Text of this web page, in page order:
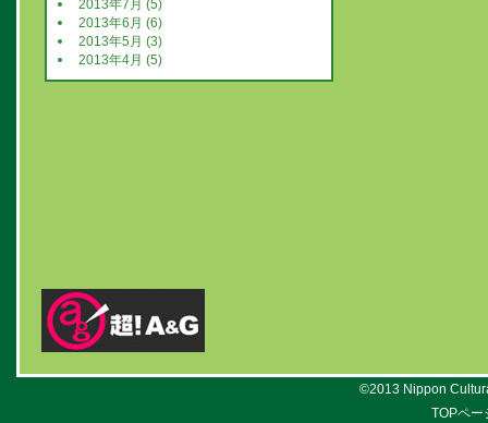
2013年7月 (5)
2013年6月 (6)
2013年5月 (3)
2013年4月 (5)
©2013 Nippon
TOPペー